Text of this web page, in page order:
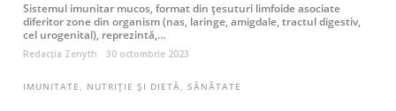
Sistemul imunitar mucos, format din țesuturi limfoide asociate
diferitor zone din organism (nas, laringe, amigdale, tractul digestiv,
cel urogenital), reprezintă,…
Redacția Zenyth 30 octombrie 2023
IMUNITATE, NUTRIȚIE ȘI DIETĂ,SĂNĂTATE